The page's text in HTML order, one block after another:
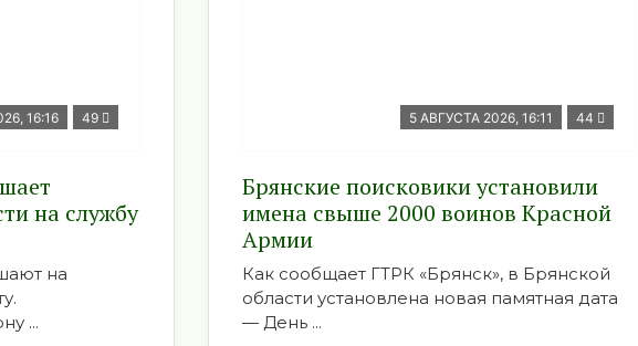
16:16 49
на службу
на
...
5 АВГУСТА 2026, 16:11 44
Брянские поисковики установили
имена свыше 2000 воинов Красной
Армии
Как сообщает ГТРК «Брянск», в Брянской
области установлена новая памятная дата
— День ...